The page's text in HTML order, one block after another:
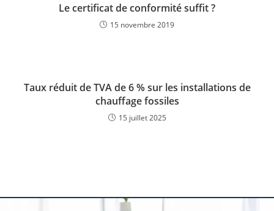
Le certificat de conformité suffit ?
15 novembre 2019
Taux réduit de TVA de 6 % sur les installations de
chauffage fossiles
15 juillet 2025